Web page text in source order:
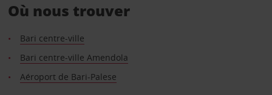
Où nous trouver
Bari centre-ville
Bari centre-ville Amendola
Aéroport de Bari-Palese